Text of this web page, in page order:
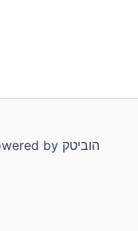
Copyright © 2026 הוביטק | Powered by הוביטק